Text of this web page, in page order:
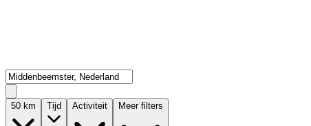
50 km Tijd Activiteit Meer filters